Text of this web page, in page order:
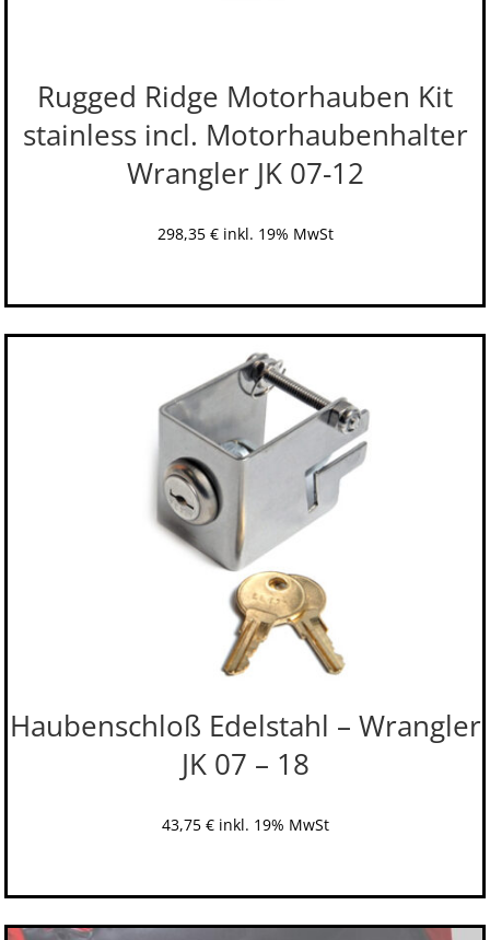
Rugged Ridge Motorhauben Kit
stainless incl. Motorhaubenhalter
Wrangler JK 07-12
298,35 € inkl. 19% MwSt
Haubenschloß Edelstahl – Wrangler
JK 07 – 18
43,75 € inkl. 19% MwSt